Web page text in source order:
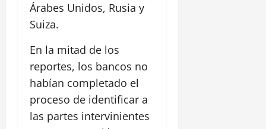
Árabes Unidos, Rusia y
Suiza.
En la mitad de los
reportes, los bancos no
habían completado el
proceso de identificar a
las partes intervinientes